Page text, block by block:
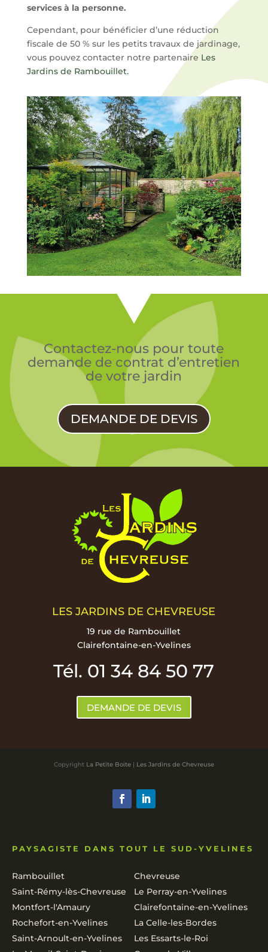
services à la personne.
Cependant, pour bénéficier d’une réduction
fiscale de 50 % sur les petits travaux de jardinage,
vous pouvez contacter notre partenaire Les
Jardins de Rambouillet.
Contactez-nous pour toute
demande de contrat d’entretien
de votre jardin
DEMANDE DE DEVIS
LES JARDINS DE CHEVREUSE
19 rue de Rambouillet
Clairefontaine-en-Yvelines
Tél. 01 34 84 50 77
DEMANDE DE DEVIS
Copyright La Petite Boite | Les Jardins de Chevreuse
PAYSAGISTE DANS TOUT LE SUD-YVELINES
Rambouillet
Chevreuse
Saint-Rémy-lès-Chevreuse
Le Perray-en-Yvelines
Montfort-l'Amaury
Clairefontaine-en-Yvelines
Rochefort-en-Yvelines
La Celle-les-Bordes
Saint-Arnoult-en-Yvelines
Les Essarts-le-Roi